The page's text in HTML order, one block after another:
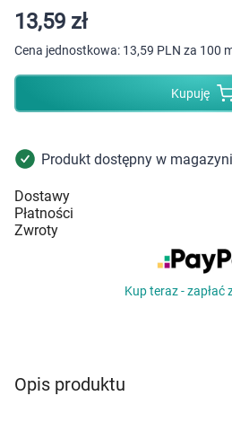
Higiena
Kosmetyki
Mężczyzna
Zdrowy styl życia
Zabawki
Marki
13,59 zł
Cena jednostkowa: 13,59 PLN za 100
Kupuję
Produkt dostępny w
Dostawy
Płatności
Zwroty
Kup teraz - zapłać
Opis produktu